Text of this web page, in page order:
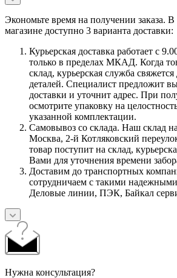
Экономьте время на получении заказа.
магазине доступно 3 варианта доставки:
Курьерская доставка работает с
только в пределах МКАД. Когда
склад, курьерская служба
деталей. Специалист предложит
доставки и уточнит адрес. При
осмотрите упаковку на
указанной комплектации.
Самовывоз со склада. Наш склад
Москва, 2-й Котляковский
товар поступит на склад,
Вами для уточнения времени
Доставим до транспортных
сотрудничаем с такими
Деловые линии, ПЭК, Байкал
Нужна консультация?